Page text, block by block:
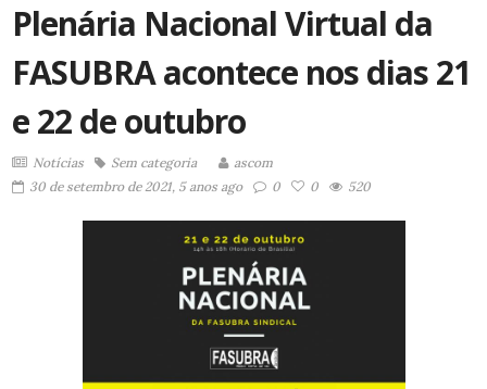
Plenária Nacional Virtual da
FASUBRA acontece nos dias 21
e 22 de outubro
Notícias Sem categoria
ascom
30 de setembro de 2021, 5 anos ago
0 0 520